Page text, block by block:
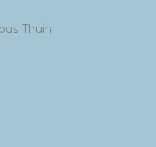
Thuin